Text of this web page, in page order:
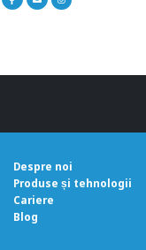
Despre noi
Produse și tehnologii
Cariere
Blog